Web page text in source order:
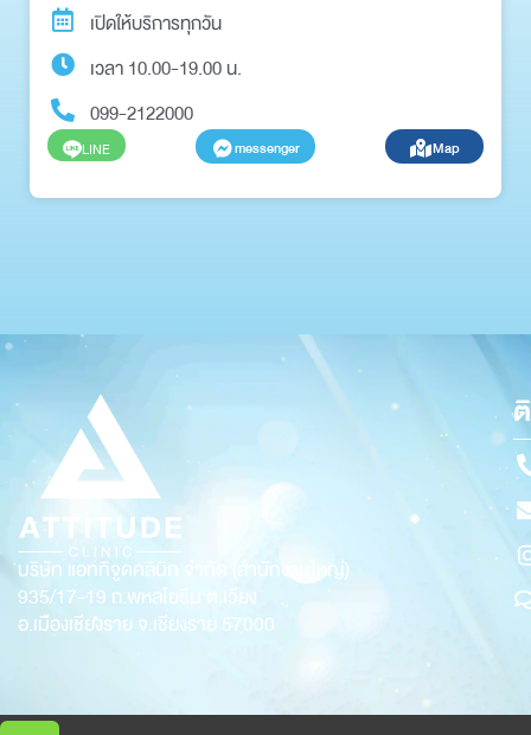
เปิดให้บริการทุกวัน
เวลา 10.00-19.00 น.
099-2122000
LINE messenger Map
บริษัท แอททิจูดคลินิก จำกัด (สำนักงานใหญ่)
935/17-19 ถ.พหลโยธิน ต.เวียง
อ.เมืองเชียงราย จ.เชียงราย 57000